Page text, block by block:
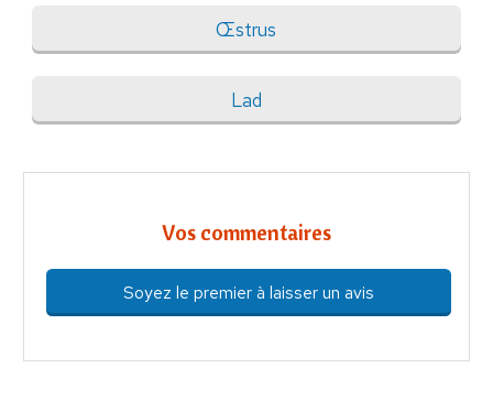
Œstrus
Lad
Vos commentaires
Soyez le premier à laisser un avis